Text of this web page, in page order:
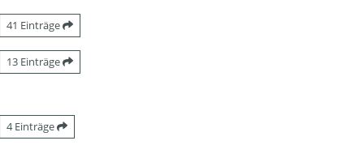
41 Einträge
13 Einträge
4 Einträge